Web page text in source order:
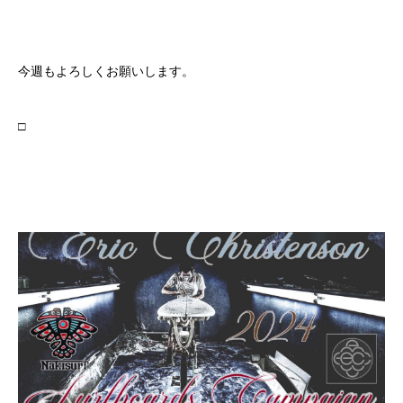
今週もよろしくお願いします。
□